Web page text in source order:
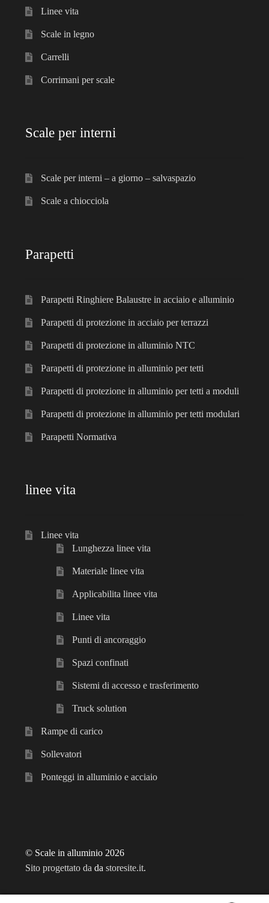
Linee vita
Scale in legno
Carrelli
Corrimani per scale
Scale per interni
Scale per interni – a giorno – salvaspazio
Scale a chiocciola
Parapetti
Parapetti Ringhiere Balaustre in acciaio e alluminio
Parapetti di protezione in acciaio per terrazzi
Parapetti di protezione in alluminio NTC
Parapetti di protezione in alluminio per tetti
Parapetti di protezione in alluminio per tetti a moduli
Parapetti di protezione in alluminio per tetti modulari
Parapetti Normativa
linee vita
Linee vita
Lunghezza linee vita
Materiale linee vita
Applicabilita linee vita
Linee vita
Punti di ancoraggio
Spazi confinati
Sistemi di accesso e trasferimento
Truck solution
Rampe di carico
Sollevatori
Ponteggi in alluminio e acciaio
© Scale in alluminio 2026
Sito progettato da da storesite.it.